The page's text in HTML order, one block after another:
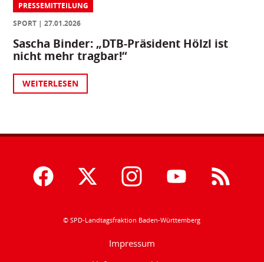
PRESSEMITTEILUNG
SPORT
27.01.2026
Sascha Binder: „DTB-Präsident Hölzl ist
nicht mehr tragbar!“
WEITERLESEN
© SPD-Landtagsfraktion Baden-Württemberg
Impressum